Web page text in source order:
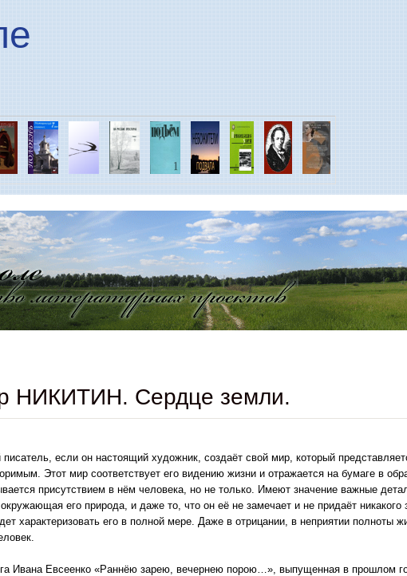
НИКИТИН. Сердце земли.
писатель, если он настоящий художник, создаёт свой мир, который
Этот мир соответствует его видению жизни и отражается на бумаге в
присутствием в нём человека, но не только. Имеют значение важные
его природа, и даже то, что он её не замечает и не придаёт никакого
характеризовать его в полной мере. Даже в отрицании, в неприятии полноты
Ивана Евсеенко «Раннёю зарею, вечернею порою…», выпущенная в прошлом